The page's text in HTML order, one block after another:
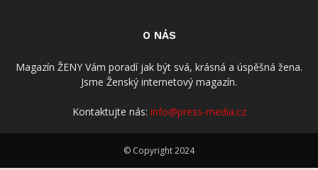
O NÁS
Magazín ŽENY Vám poradí jak být svá, krásná a úspěšná žena.
Jsme Ženský internetový magazín.
Kontaktujte nás: info@press-media.cz
© Copyright 2024